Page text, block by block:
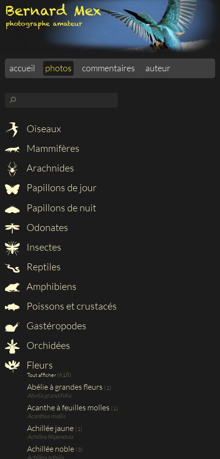
accueil photos commentaires auteur
⚲
Oiseaux
Mammifères
Arachnides
Papillons de jour
Papillons de nuit
Odonates
Insectes
Reptiles
Amphibiens
Poissons et crustacés
Gastéropodes
Orchidées
Fleurs
Tout afficher (618)
Abélie à grandes fleurs (1)
Abelia grandifolia
Acanthe à feuilles molles (1)
Acanthus mollis
Achillée jaune (1)
Achillea filipendula
Achillée noble (3)
Achillea nobilis